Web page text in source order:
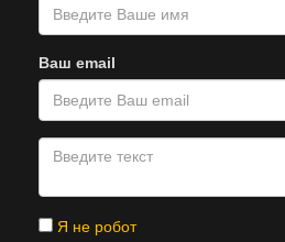
Ваш email
Я не робот